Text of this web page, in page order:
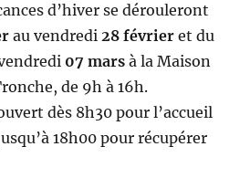
d’hiver se dérouleront
au vendredi28 févrieret du
07 mars à la Maison
de 9h à 16h.
dès 8h30 pour l’accueil
18h00 pour récupérer